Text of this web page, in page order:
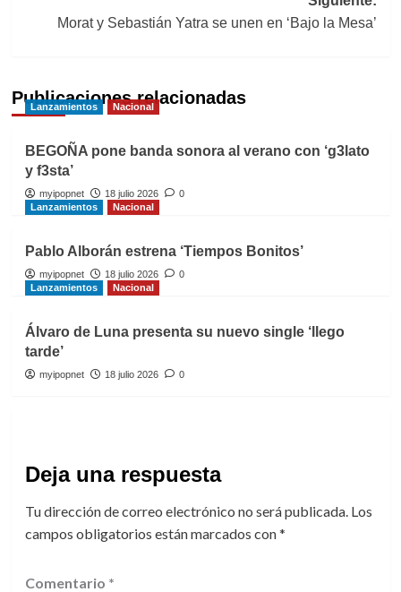
entradas
Morat y Sebastián Yatra se unen en ‘Bajo la Mesa’
Publicaciones relacionadas
Lanzamientos Nacional
BEGOÑA pone banda sonora al verano con ‘g3lato
y f3sta’
myipopnet 18 julio 2026
0
Lanzamientos
Nacional
Pablo Alborán estrena ‘Tiempos Bonitos’
myipopnet 18 julio 2026
0
Lanzamientos
Nacional
Álvaro de Luna presenta su nuevo single ‘llego
tarde’
myipopnet 18 julio 2026 0
Deja una respuesta
Tu dirección de correo electrónico no será publicada. Los
campos obligatorios están marcados con*
Comentario *